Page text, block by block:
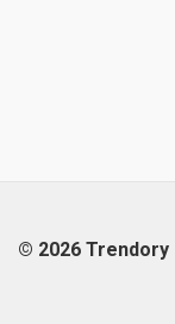
© 2026 Trendory